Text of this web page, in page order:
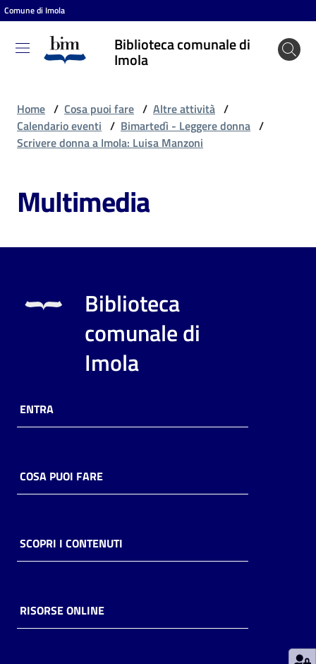
Vai al contenuto
Vai alla navigazione
Vai al footer
Comune di Imola
Biblioteca comunale di
Imola
Biblioteca
comunale
Cosa
fare
Scopri
online
Piani
Decentrate
Home / Cosa puoi fare / Altre attività /
Calendario eventi / Bimartedì - Leggere donna /
Scrivere donna a Imola: Luisa Manzoni
Multimedia
Biblioteca
comunale di
Imola
ENTRA
COSA PUOI FARE
SCOPRI I CONTENUTI
RISORSE ONLINE